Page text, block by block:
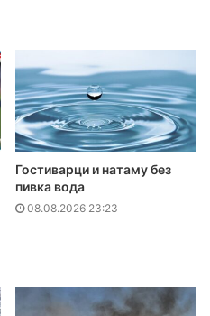
Гостиварци и натаму без
пивка вода
08.08.2026 23:23